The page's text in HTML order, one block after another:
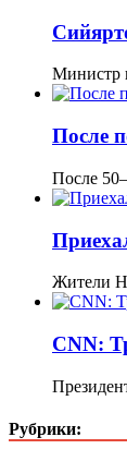
Министр
После
После
Жители
CNN:
Рубрики: